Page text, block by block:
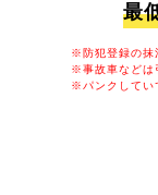
最
※防犯登録の抹
※事故車などは
※パンクしてい